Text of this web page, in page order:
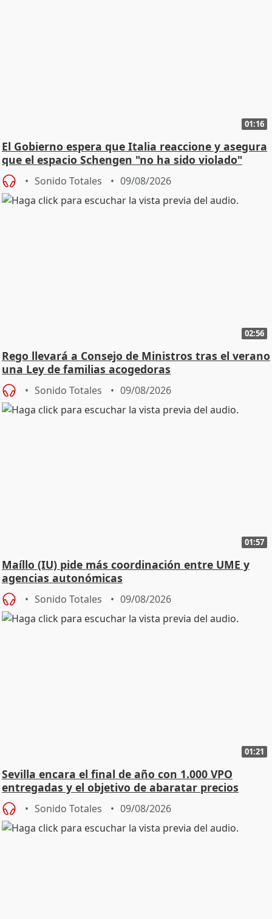
01:16
El Gobierno espera que Italia reaccione y asegura
que el espacio Schengen "no ha sido violado"
Sonido Totales 09/08/2026
02:56
Rego llevará a Consejo de Ministros tras el verano
una Ley de familias acogedoras
Sonido Totales 09/08/2026
01:57
Maíllo (IU) pide más coordinación entre UME y
agencias autonómicas
Sonido Totales 09/08/2026
01:21
Sevilla encara el final de año con 1.000 VPO
entregadas y el objetivo de abaratar precios
Sonido Totales 09/08/2026